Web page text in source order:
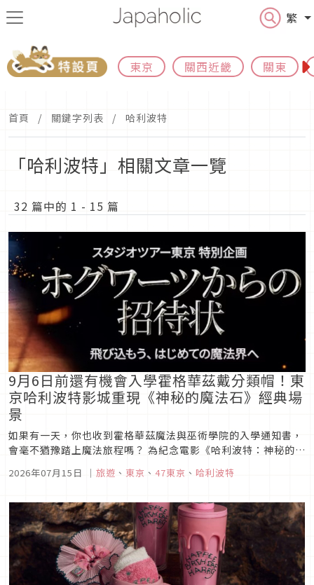
繁
東京 關西近畿 關東
首頁 關鍵字列表 哈利波特
「哈利波特」相關文章一覽
32 篇中的 1 - 15 篇
9月6日前還有機會入學霍格華茲戴分類帽！東
京哈利波特影城重現《神秘的魔法石》經典場
景
如果有一天，你也收到霍格華茲魔法與巫術學院的入學通知書，
會毫不猶豫踏上魔法旅程嗎？ 為紀念電影《哈利波特：神秘的魔
「來自霍格華茲的邀請函（ホグワーツからの招待状）」。從收
地奇光雕秀，帶領...
2026年07月15日 ｜ 旅遊 、 東京 、 47東京 、 哈利波特